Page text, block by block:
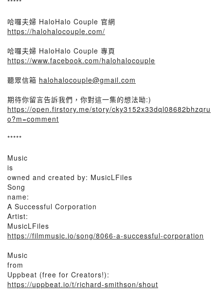
*****
哈囉夫婦 HaloHalo Couple 官網
https://halohalocouple.com/
哈囉夫婦 HaloHalo Couple 專頁
https://www.facebook.com/halohalocouple
聽眾信箱 halohalocouple@gmail.com
期待你留言告訴我們，你對這一集的想法呦:)
https://open.firstory.me/story/cky3152x33dql08682bhzqru
o?m=comment
*****
Music
is
owned and created by: MusicLFiles
Song
name:
A Successful Corporation
Artist:
MusicLFiles
https://filmmusic.io/song/8066-a-successful-corporation
Music
from
Uppbeat (free for Creators!):
https://uppbeat.io/t/richard-smithson/shout